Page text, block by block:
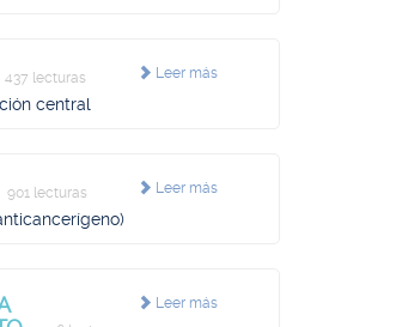
Leer más
437 lecturas
central
Leer más
901 lecturas
Leer más